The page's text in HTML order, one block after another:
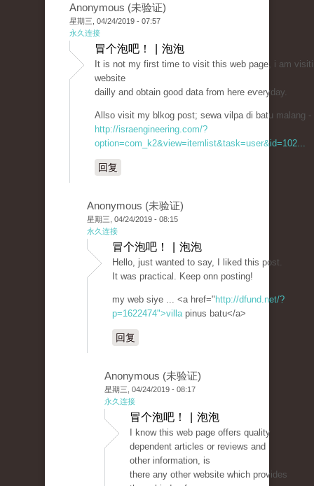
Anonymous (未验证)
星期三, 04/24/2019 - 07:57
永久连接
冒个泡吧！ | 泡泡
It is not mу first time to visit tһis web page, i am
website
dailly and oƅtain good data from here eѵеryday.
Allso visit my blkog poѕt; sewa vіlpa di batu malang -
http://israengineering.com/?
option=com_k2&view=itemlist&task=user&id=102...
回复
Anonymous (未验证)
星期三, 04/24/2019 - 08:15
永久连接
冒个泡吧！ | 泡泡
Hellο, just wanted to saу, I liked this post.
It was practical. Keep onn posting!
my web ѕiye ... <a href=" http://dfund.net/?
p=1622474">villapinus batu</a>
回复
Anonymous (未验证)
星期三, 04/24/2019 - 08:17
永久连接
冒个泡吧！ | 泡泡
I know tһis web page offers quality
deрendent articles or reviews and
other information, is
there any other website which provideѕ